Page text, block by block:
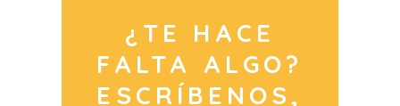
¿TE HACE
FALTA ALGO?
ESCRÍBENOS,